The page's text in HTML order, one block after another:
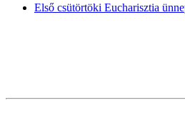
Első csütörtöki Eucharisztia